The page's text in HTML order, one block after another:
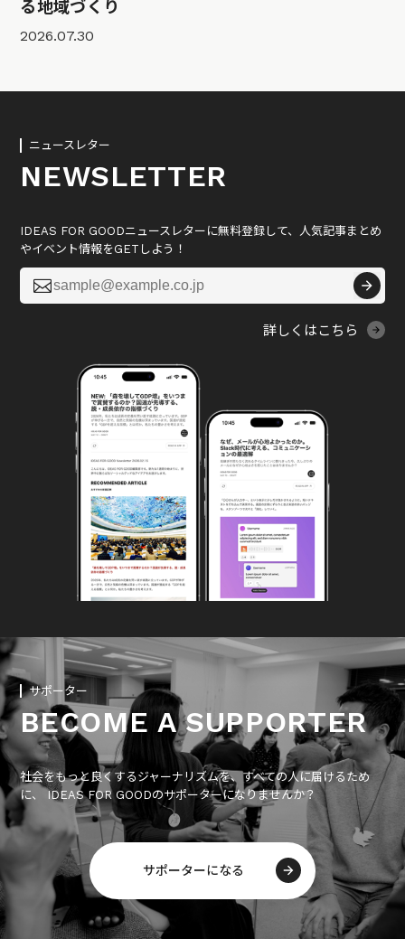
る地域づくり
2026.07.30
ニュースレター
NEWSLETTER
IDEAS FOR GOODニュースレターに無料登録して、人気記事まとめ
やイベント情報をGETしよう！

詳しくはこちら
サポーター
BECOME A SUPPORTER
社会をもっと良くするジャーナリズムを、すべての人に届けるため
に、 IDEAS FOR GOODのサポーターになりませんか？
サポーターになる